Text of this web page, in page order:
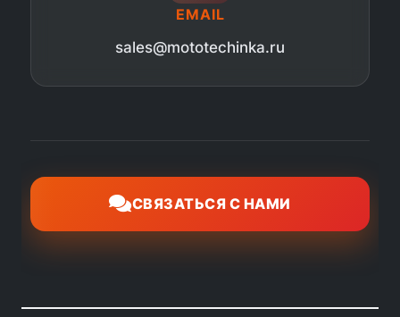
EMAIL
sales@mototechinka.ru
СВЯЗАТЬСЯ С НАМИ